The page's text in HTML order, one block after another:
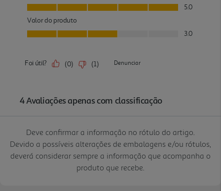
Deve confirmar a informação no rótulo do artigo.
Devido a possíveis alterações de embalagens e/ou rótulos,
deverá considerar sempre a informação que acompanha o
produto que recebe.